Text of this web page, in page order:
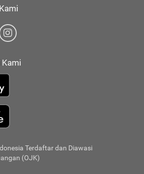
Terdaftar dan Diawasi
(OJK)